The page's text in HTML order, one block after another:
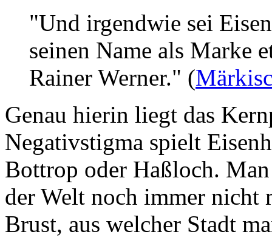
"Und irgendwie sei
seinen Name als Marke
Rainer Werner." (
Genau hierin liegt das
Negativstigma spielt
Bottrop oder Haßloch.
der Welt noch immer nicht
Brust, aus welcher Stadt